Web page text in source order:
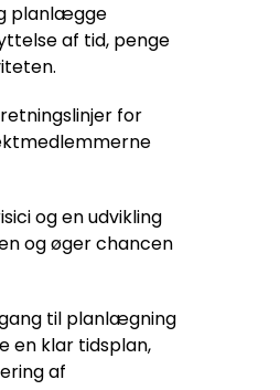
planlægge
af tid, penge
for
og en udvikling
og øger chancen
til planlægning
en klar tidsplan,
af